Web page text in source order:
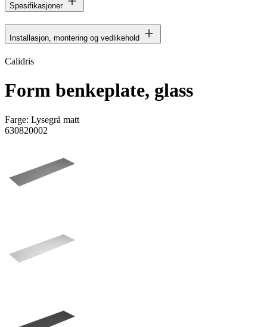
Spesifikasjoner
Installasjon, montering og vedlikehold
Calidris
Form benkeplate, glass
Farge: Lysegrå matt
630820002